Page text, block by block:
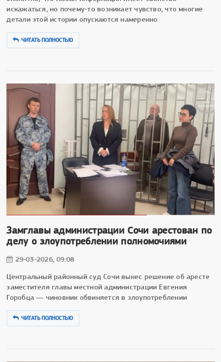
искажаться, но почему-то возникает чувство, что многие
детали этой истории опускаются намеренно.
ЧИТАТЬ ПОЛНОСТЬЮ
Замглавы администрации Сочи арестован по
делу о злоупотреблении полномочиями
29-03-2026, 09:08
Центральный районный суд Сочи вынес решение об аресте
заместителя главы местной администрации Евгения
Горобца — чиновник обвиняется в злоупотреблении
ЧИТАТЬ ПОЛНОСТЬЮ